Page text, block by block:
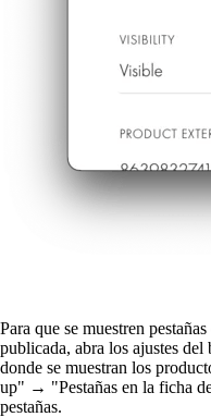
Para que se muestren
publicada, abra los ajustes
donde se muestran los
up" → "Pestañas en la ficha
pestañas.